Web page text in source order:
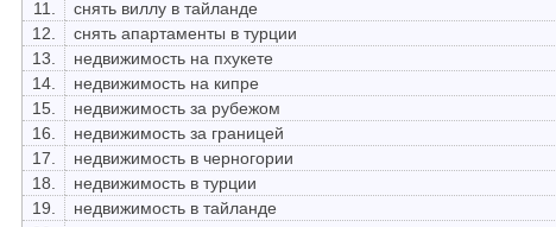
11. снять виллу в тайланде
12.
снять апартаменты в турции
13.
недвижимость на пхукете
14.
недвижимость на кипре
15.
недвижимость за рубежом
16.
недвижимость за границей
17.
недвижимость в черногории
18.
недвижимость в турции
19.
недвижимость в тайланде